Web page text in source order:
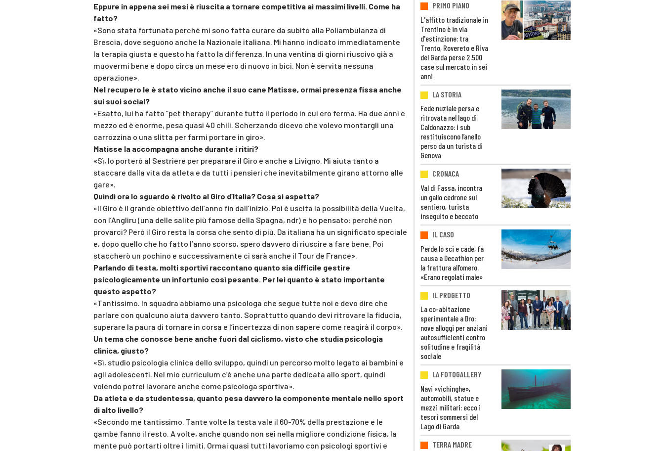
Eppure in appena sei mesi è riuscita a tornare competitiva ai massimi livelli. Come ha
fatto?
«Sono stata fortunata perché mi sono fatta curare da subito alla Poliambulanza di
Brescia, dove seguono anche la Nazionale italiana. Mi hanno indicato immediatamente
la terapia giusta e questo ha fatto la differenza. In una ventina di giorni riuscivo già a
muovermi bene e dopo circa un mese ero di nuovo in bici. Non è servita nessuna
operazione».
Nel recupero le è stato vicino anche il suo cane Matisse, ormai presenza fissa anche
sui suoi social?
«Esatto, lui ha fatto “pet therapy” durante tutto il periodo in cui ero ferma. Ha due anni e
mezzo ed è enorme, pesa quasi 40 chili. Scherzando dicevo che volevo montargli una
carrozzina o una slitta per farmi portare in giro».
Matisse la accompagna anche durante i ritiri?
«Sì, lo porterò al Sestriere per preparare il Giro e anche a Livigno. Mi aiuta tanto a
staccare dalla vita da atleta e da tutti i pensieri che inevitabilmente girano attorno alle
gare».
Quindi ora lo sguardo è rivolto al Giro d’Italia? Cosa si aspetta?
«Il Giro è il grande obiettivo dell’anno fin dall’inizio. Poi è uscita la possibilità della Vuelta,
con l’Angliru (una delle salite più famose della Spagna, ndr) e ho pensato: perché non
provarci? Però il Giro resta la corsa che sento di più. Da italiana ha un significato speciale
e, dopo quello che ho fatto l’anno scorso, spero davvero di riuscire a fare bene. Poi
staccherò un pochino e successivamente ci sarà anche il Tour de France».
Parlando di testa, molti sportivi raccontano quanto sia difficile gestire
psicologicamente un infortunio così pesante. Per lei quanto è stato importante
questo aspetto?
«Tantissimo. In squadra abbiamo una psicologa che segue tutte noi e devo dire che
parlare con qualcuno aiuta davvero tanto. Soprattutto quando devi ritrovare la fiducia,
superare la paura di tornare in corsa e l’incertezza di non sapere come reagirà il corpo».
Un tema che conosce bene anche fuori dal ciclismo, visto che studia psicologia
clinica, giusto?
«Sì, studio psicologia clinica dello sviluppo, quindi un percorso molto legato ai bambini e
agli adolescenti. Nel mio curriculum c’è anche una parte dedicata allo sport, quindi
volendo potrei lavorare anche come psicologa sportiva».
Da atleta e da studentessa, quanto pesa davvero la componente mentale nello sport
di alto livello?
«Secondo me tantissimo. Tante volte la testa vale il 60-70% della prestazione e le
gambe fanno il resto. A volte, anche quando non sei nella migliore condizione fisica, la
mente può portarti oltre i limiti. Ormai quasi tutti lavoriamo con psicologi sportivi e
PRIMO PIANO
L'affitto tradizionale in
Trentino è in via
d'estinzione: tra
Trento, Rovereto e Riva
del Garda perse 2.500
case sul mercato in sei
anni
LA STORIA
Fede nuziale persa e
ritrovata nel lago di
Caldonazzo: i sub
restituiscono l’anello
perso da un turista di
Genova
CRONACA
Val di Fassa, incontra
un gallo cedrone sul
sentiero, turista
inseguito e beccato
IL CASO
Perde lo sci e cade, fa
causa a Decathlon per
la frattura all’omero.
«Erano regolati male»
IL PROGETTO
La co-abitazione
sperimentale a Dro:
nove alloggi per anziani
autosufficienti contro
solitudine e fragilità
sociale
LA FOTOGALLERY
Navi «vichinghe»,
automobili, statue e
mezzi militari: ecco i
tesori sommersi del
Lago di Garda
TERRA MADRE